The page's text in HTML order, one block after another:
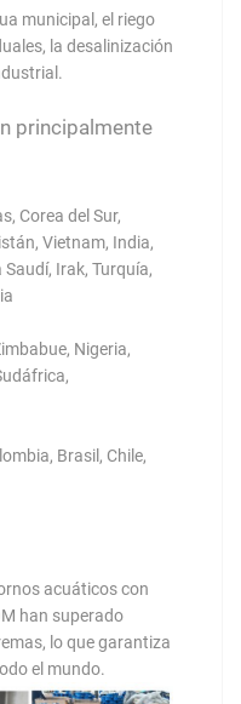
municipal, el riego
la desalinización
principalmente
Corea del Sur,
Vietnam, India,
Irak, Turquía,
Nigeria,
Brasil, Chile,
acuáticos con
han superado
lo que garantiza
el mundo.